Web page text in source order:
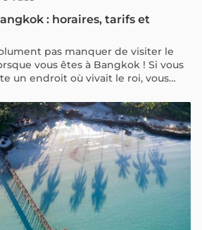
: horaires, tarifs et
pas manquer de visiter le
vous êtes à Bangkok ! Si vous
un endroit où vivait le roi, vous
Je pensais la même chose,
de mes propres yeux.